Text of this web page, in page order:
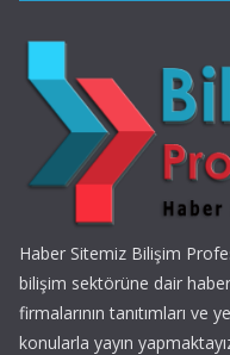
Haber Sitemiz Bilişim
bilişim sektörüne dair
firmalarının tanıtımları ve
konularla yayın